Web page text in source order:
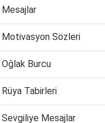
Mesajlar
Motivasyon Sözleri
Oğlak Burcu
Rüya Tabirleri
Sevgiliye Mesajlar